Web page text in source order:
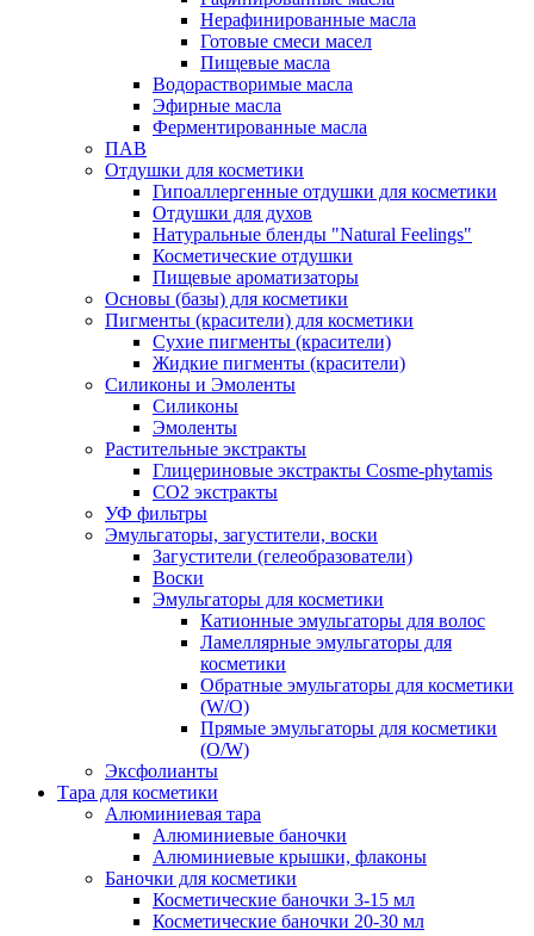
Нерафинированные масла
Готовые смеси масел
Пищевые масла
Водорастворимые масла
Эфирные масла
Ферментированные масла
ПАВ
Отдушки для косметики
Гипоаллергенные отдушки для косметики
Отдушки для духов
Натуральные бленды "Natural Feelings"
Косметические отдушки
Пищевые ароматизаторы
Основы (базы) для косметики
Пигменты (красители) для косметики
Сухие пигменты (красители)
Жидкие пигменты (красители)
Силиконы и Эмоленты
Силиконы
Эмоленты
Растительные экстракты
Глицериновые экстракты Cosme-phytamis
СО2 экстракты
УФ фильтры
Эмульгаторы, загустители, воски
Загустители (гелеобразователи)
Воски
Эмульгаторы для косметики
Катионные эмульгаторы для волос
Ламеллярные эмульгаторы для
косметики
Обратные эмульгаторы для косметики
(W/O)
Прямые эмульгаторы для косметики
(O/W)
Эксфолианты
Тара для косметики
Алюминиевая тара
Алюминиевые баночки
Алюминиевые крышки, флаконы
Баночки для косметики
Косметические баночки 3-15 мл
Косметические баночки 20-30 мл